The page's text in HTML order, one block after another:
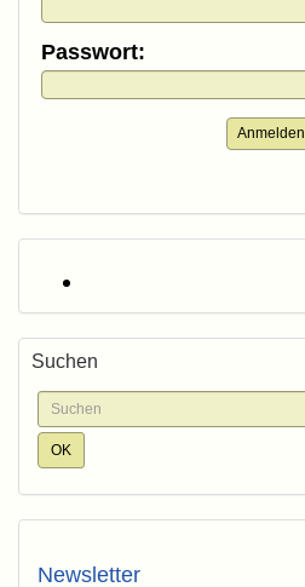
Passwort:
Anmelden
Suchen
Newsletter